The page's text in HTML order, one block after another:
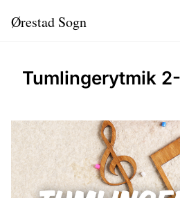
Ørestad Sogn
Tumlingerytmik